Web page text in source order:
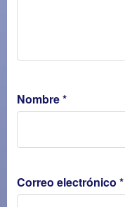
Nombre*
Correo electrónico *